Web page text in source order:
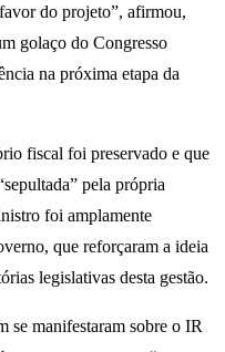
do projeto”, afirmou,
golaço do Congresso
na próxima etapa da
fiscal foi preservado e que
pela própria
foi amplamente
que reforçaram a ideia
legislativas desta gestão.
se manifestaram sobre o IR